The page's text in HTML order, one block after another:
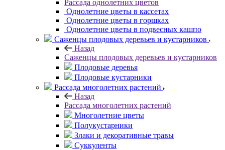
Рассада однолетних цветов
Однолетние цветы в кассетах
Однолетние цветы в горшках
Однолетние цветы в подвесных кашпо
Саженцы плодовых деревьев и кустарников
Назад
Саженцы плодовых деревьев и кустарников
Плодовые деревья
Плодовые кустарники
Рассада многолетних растений
Назад
Рассада многолетних растений
Многолетние цветы
Полукустарники
Злаки и декоративные травы
Суккуленты